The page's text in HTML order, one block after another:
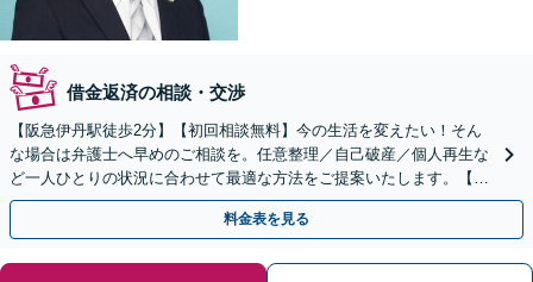
借金返済の相談・交渉
【阪急伊丹駅徒歩2分】【初回相談無料】今の生活を変えたい！そん
な場合は弁護士へ早めのご相談を。任意整理／自己破産／個人再生な
ど一人ひとりの状況に合わせて最適な方法をご提案いたします。【夜
間休日対応可】【オンライン面談可】
料金表を見る